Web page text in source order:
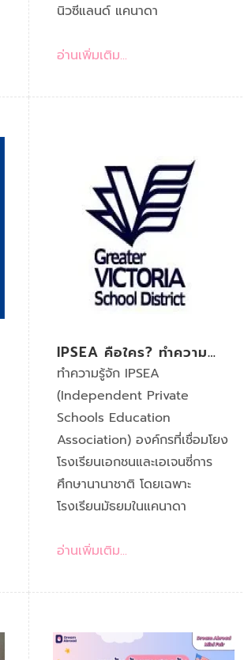
นิวซีแลนด์ แคนาดา
อ่านเพิ่มเติม...
IPSEA คือใคร? ทำความ
รู้จัก INDEPENDENT
PRIVATE SCHOOLS
EDUCATION
ASSOCIATION
ทำความรู้จัก IPSEA
(Independent Private
Schools Education
Association) องค์กรที่เชื่อมโยง
โรงเรียนเอกชนและเอเจนซี่การ
ศึกษานานาชาติ โดยเฉพาะ
โรงเรียนมัธยมในแคนาดา
อ่านเพิ่มเติม...